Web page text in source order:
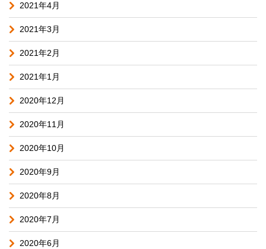
2021年4月
2021年3月
2021年2月
2021年1月
2020年12月
2020年11月
2020年10月
2020年9月
2020年8月
2020年7月
2020年6月